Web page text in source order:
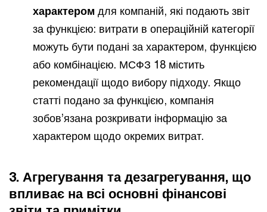
характером для компаній, які подають звіт
за функцією: витрати в операційній категорії
можуть бути подані за характером, функцією
або комбінацією. МСФЗ 18 містить
рекомендації щодо вибору підходу. Якщо
статті подано за функцією, компанія
зобов’язана розкривати інформацію за
характером щодо окремих витрат.
3. Агрегування та дезагрегування, що
впливає на всі основні фінансові